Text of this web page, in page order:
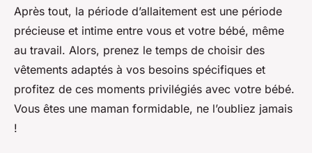
Après tout, la période d’allaitement est une période
précieuse et intime entre vous et votre bébé, même
au travail. Alors, prenez le temps de choisir des
vêtements adaptés à vos besoins spécifiques et
profitez de ces moments privilégiés avec votre bébé.
Vous êtes une maman formidable, ne l’oubliez jamais
!